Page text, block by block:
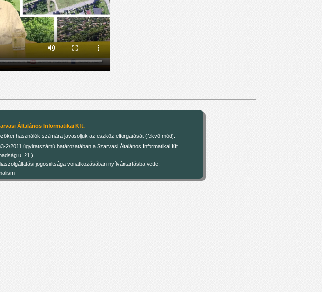
Általános Informatikai Kft.
használók számára javasoljuk az eszköz elforgatását (fekvő mód).
2/2011 ügyiratszámú határozatában a Szarvasi Általános Informatikai Kft.
u. 21.)
jogosultsága vonatkozásában nyílvántartásba vette.